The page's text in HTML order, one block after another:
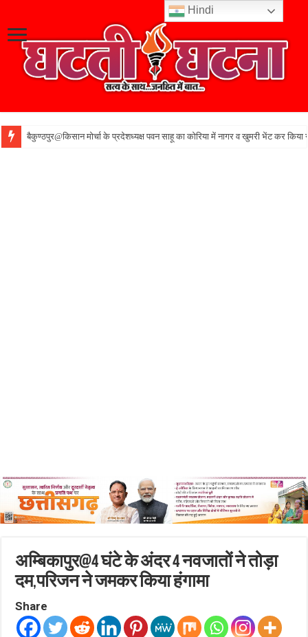
बैकुण्ठपुर@किसान मोर्चा के प्रदेशध्यक्ष पवन साहू का कोरिया में नागर व खुमरी भेंट कर किया
अम्बिकापुर@4 घंटे के अंदर 4 नवजातों ने तोड़ा
दम,परिजन ने जमकर किया हंगामा
Share
Hindi